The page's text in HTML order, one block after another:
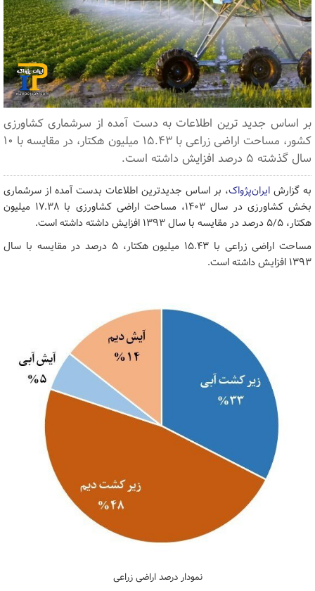
بر اساس جدید ترین اطلاعات به دست آمده از سرشماری کشاورزی
کشور، مساحت اراضی زراعی با ۱۵.۴۳ میلیون هکتار، در مقایسه با ۱۰
سال گذشته ۵ درصد افزایش داشته است.
به گزارش ایران‌پژواک، بر اساس جدیدترین اطلاعات بدست آمده از سرشماری
بخش کشاورزی در سال ۱۴۰۳، مساحت اراضی کشاورزی با ۱۷.۳۸ میلیون
هکتار، ۵/۵ درصد در مقایسه با سال ۱۳۹۳ افزایش داشته داشته است.
مساحت اراضی زراعی با ۱۵.۴۳ میلیون هکتار، ۵ درصد در مقایسه با سال
۱۳۹۳ افزایش داشته است.
نمودار درصد اراضی زراعی